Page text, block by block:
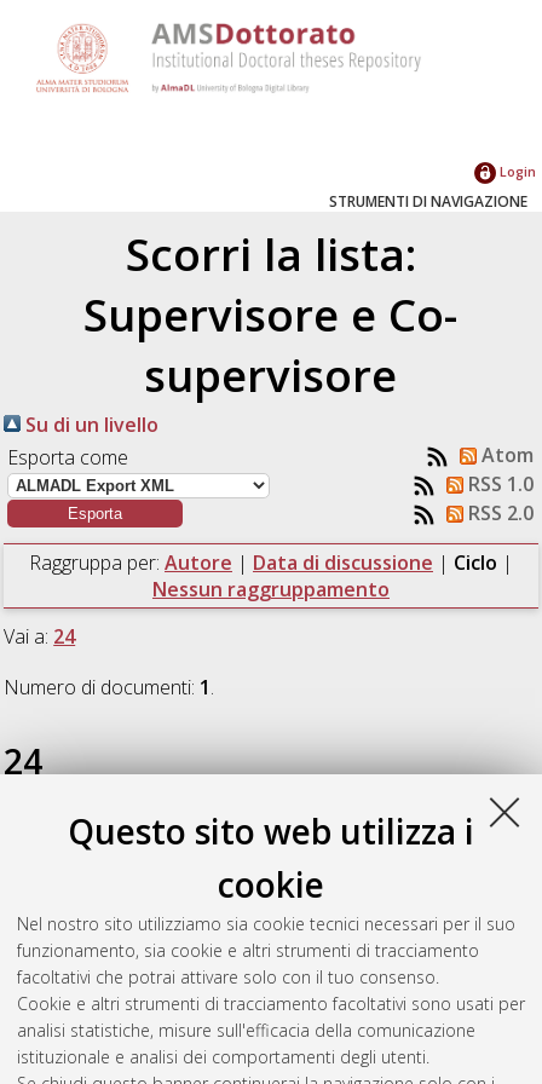
Questo sito web utilizza i
cookie
Nel nostro sito utilizziamo sia cookie tecnici necessari per il suo
funzionamento, sia cookie e altri strumenti di tracciamento
facoltativi che potrai attivare solo con il tuo consenso.
Cookie e altri strumenti di tracciamento facoltativi sono usati per
analisi statistiche, misure sull'efficacia della comunicazione
istituzionale e analisi dei comportamenti degli utenti.
Login
STRUMENTI DI NAVIGAZIONE
Scorri la lista:
Supervisore e Co-
supervisore
Su di un livello
Esporta come
Atom
RSS 1.0
RSS 2.0
Raggruppa per: Autore | Data di discussione | Ciclo |
Nessun raggruppamento
Vai a: 24
Numero di documenti: 1.
24
Di Silvestro, Raffaella(2012)Wheat and low-input
agriculture: agronomic, nutritional and nutraceutical
, [Dissertation thesis], Alma Mater Studiorum
Università di Bologna. Dottorato di ricerca in
agroambientali, 24 Ciclo. DOI
10.6092/unibo/amsdottorato/4865.
Questa lista e' stata generata il Wed Aug 5 20:47:42 2026